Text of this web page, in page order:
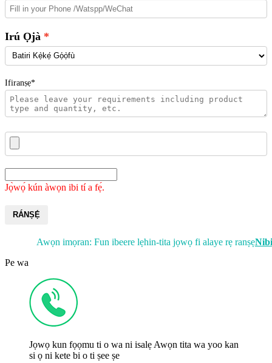
Irú Ọjà
Ifiranṣẹ*
Jọ̀wọ́ kún àwọn ibi tí a fẹ́.
RÁNṢẸ́
Awọn imọran: Fun ibeere lẹhin-tita jọwọ fi alaye rẹ ranṣẹNibi
Pe wa
Jọwọ kun fọọmu ti o wa ni isalẹ Awọn tita wa yoo kan
si ọ ni kete bi o ti ṣee ṣe